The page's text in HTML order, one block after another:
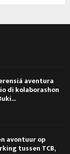
aventura
di kolaborashon
avontuur op
tussen TCB,